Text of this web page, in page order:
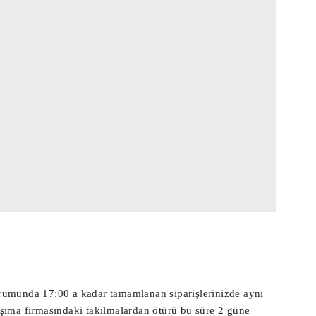
17:00 a kadar tamamlanan siparişlerinizde aynı
firmasındaki takılmalardan ötürü bu süre 2 güne